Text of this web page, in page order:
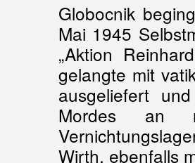
Globocnik
Mai 1945
„Aktion
gelangte mit
ausgeliefert
Mordes an
Wirth, ebenfalls